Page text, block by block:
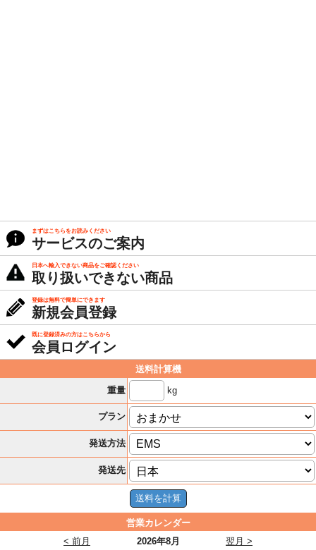
まずはこちらをお読みください
サービスのご案内
日本へ輸入できない商品をご確認ください
取り扱いできない商品
登録は無料で簡単にできます
新規会員登録
既に登録済みの方はこちらから
会員ログイン
送料計算機
重量
kg
プラン
発送方法
発送先
営業カレンダー
2026年8月
< 前月
翌月 >